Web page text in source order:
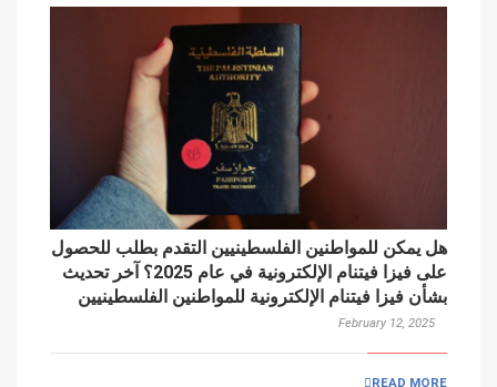
هل يمكن للمواطنين الفلسطينيين التقدم بطلب للحصول
على فيزا فيتنام الإلكترونية في عام 2025؟ آخر تحديث
بشأن فيزا فيتنام الإلكترونية للمواطنين الفلسطينيين
February 12, 2025
READ MORE